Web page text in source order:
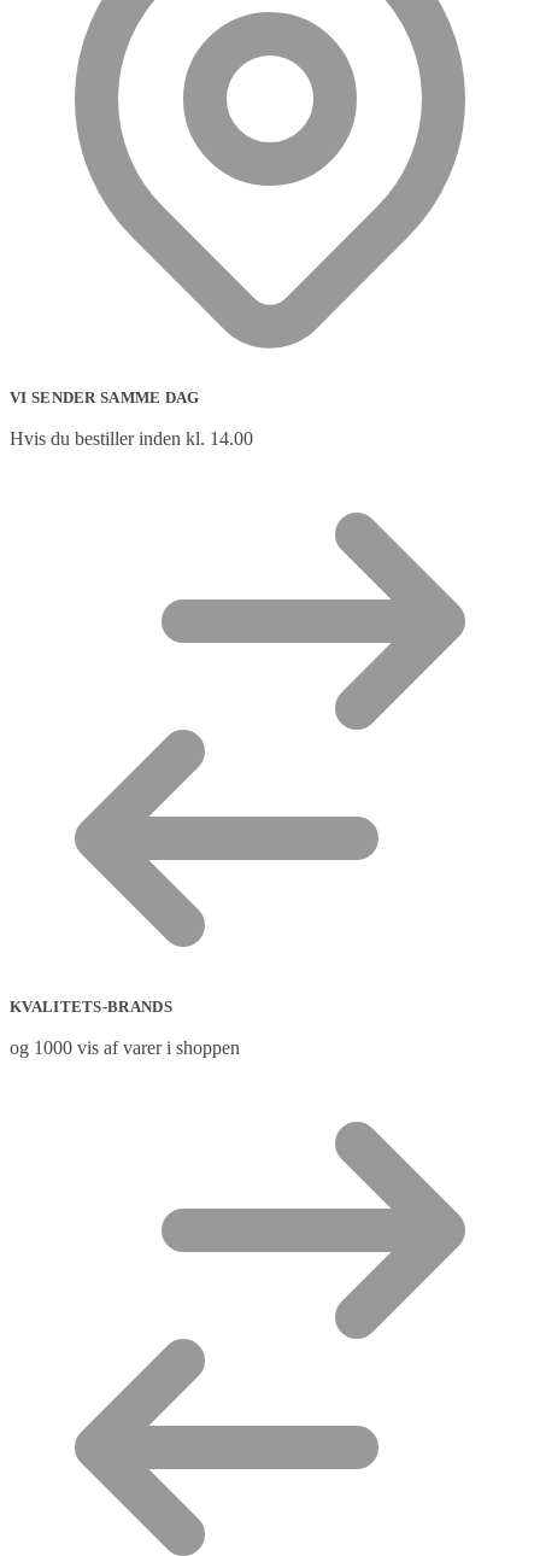
VI SENDER SAMME DAG
Hvis du bestiller inden kl. 14.00
KVALITETS-BRANDS
og 1000 vis af varer i shoppen